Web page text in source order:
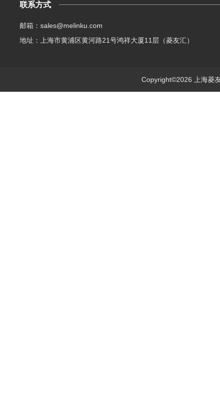
联系方式
邮箱：sales@melinku.com
地址：上海市黄浦区黄河路21号鸿祥大厦11层（菱友汇）
Copyright©2026 上海菱